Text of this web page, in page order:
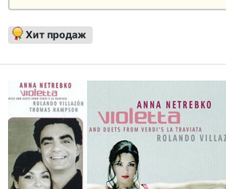
Хит продаж